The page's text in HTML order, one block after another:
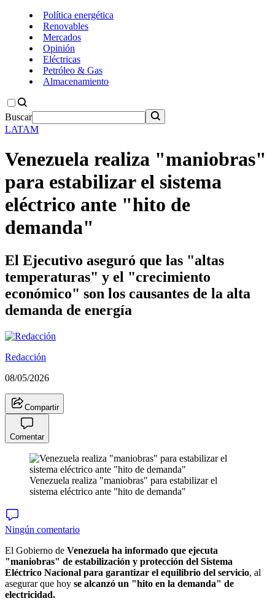
Política energética
Renovables
Mercados
Opinión
Eléctricas
Petróleo & Gas
Almacenamiento
Buscar
LATAM
Venezuela realiza "maniobras"
para estabilizar el sistema
eléctrico ante "hito de
demanda"
El Ejecutivo aseguró que las "altas
temperaturas" y el "crecimiento
económico" son los causantes de la alta
demanda de energía
Redacción
08/05/2026
Compartir
Comentar
Venezuela realiza "maniobras" para estabilizar el
sistema eléctrico ante "hito de demanda"
Ningún comentario
El Gobierno de Venezuela ha informado que ejecuta
"maniobras" de estabilización y protección del Sistema
Eléctrico Nacional para garantizar el equilibrio del servicio, al
asegurar que hoy se alcanzó un "hito en la demanda" de
electricidad.